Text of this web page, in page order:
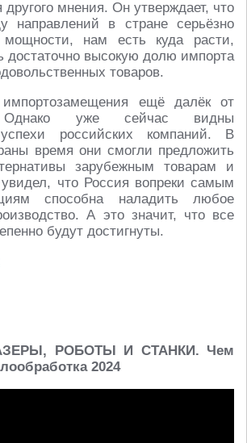
другого мнения. Он утверждает, что
направлений в стране серьёзно
мощности, нам есть куда расти,
достаточно высокую долю импорта
товаров.
ещё далёк от
Однако уже сейчас видны
российских компаний. В
время они смогли предложить
зарубежным товарам и
что Россия вопреки самым
способна наладить любое
А это значит, что все
будут достигнуты.
РОБОТЫ И СТАНКИ. Чем
2024